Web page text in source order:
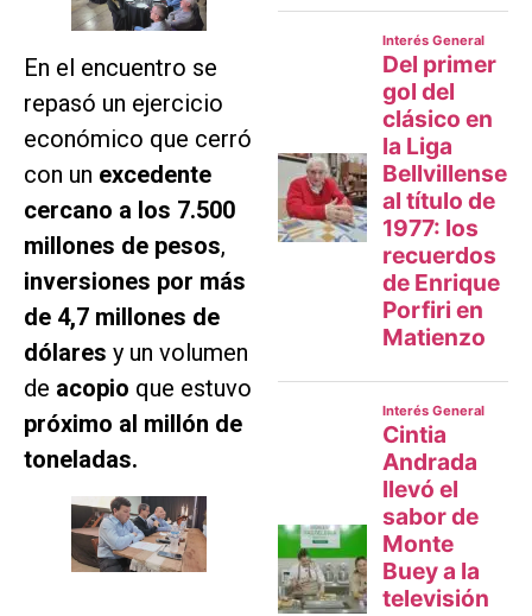
En el encuentro se
repasó un ejercicio
económico que cerró
con un excedente
cercano a los 7.500
millones de pesos,
inversiones por más
de 4,7 millones de
dólares y un volumen
de acopio que estuvo
próximo al millón de
toneladas.